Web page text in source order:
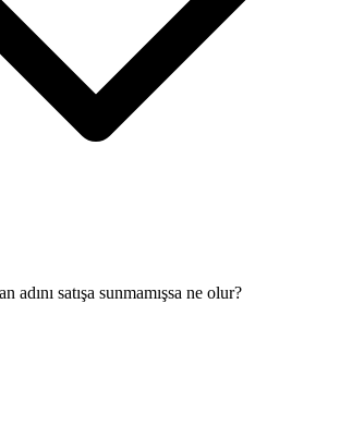
adını satışa sunmamışsa ne olur?